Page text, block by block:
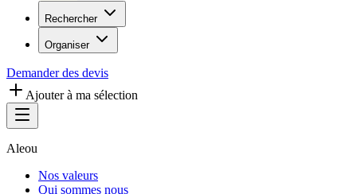
Rechercher
Organiser
Demander des devis
Ajouter à ma sélection
Aleou
Nos valeurs
Qui sommes nous